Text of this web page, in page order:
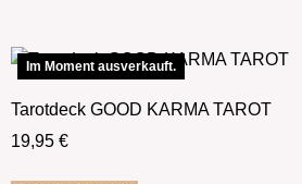
Im Moment ausverkauft.
Tarotdeck GOOD KARMA TAROT
19,95 €